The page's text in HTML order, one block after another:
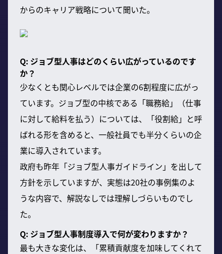
からのキャリア戦略について聞いた。
Q: ジョブ型人事はどのくらい広がっているのです
か？
少なくとも関心レベルでは企業の6割程度に広がっ
ています。ジョブ型の中核である「職務給」（仕事
に対して給料を払う）については、「役割給」と呼
ばれる形を含めると、一般社員でも半分くらいの企
業に導入されています。
政府も昨年「ジョブ型人事ガイドライン」を出して
方針を示していますが、実態は20社の事例集のよ
うな内容で、解説なしでは理解しづらいものでし
た。
Q: ジョブ型人事制度導入で何が変わりますか？
最も大きな変化は、「累積貢献度を加味してくれて